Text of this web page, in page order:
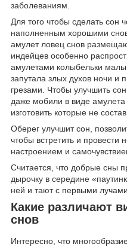
заболеваниям.
Для того чтобы сделать сон
наполненным хорошими
амулет ловец снов
индейцев особенно
амулетами колыбельки
запутала злых духов ночи и
грезами. Чтобы улучшить
даже мобили в виде амулета
изготовить которые не
Оберег улучшит сон,
чтобы встретить и
настроением и
Считается, что добрые сны
дырочку в середине
ней и тают с первыми
Какие различают
снов
Интересно, что